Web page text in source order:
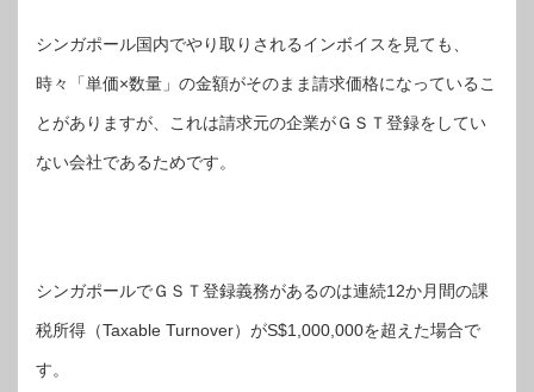
シンガポール国内でやり取りされるインボイスを見ても、
時々「単価×数量」の金額がそのまま請求価格になっているこ
とがありますが、これは請求元の企業がＧＳＴ登録をしてい
ない会社であるためです。
シンガポールでＧＳＴ登録義務があるのは連続12か月間の課
税所得（Taxable Turnover）がS$1,000,000を超えた場合で
す。